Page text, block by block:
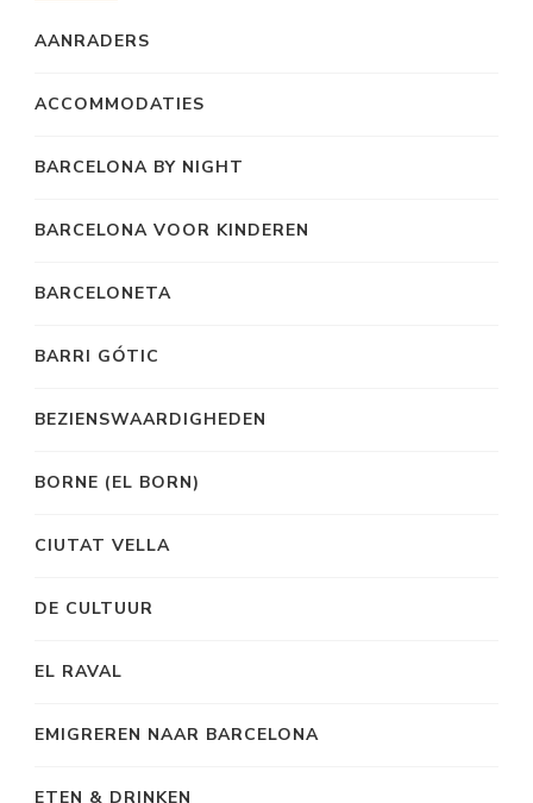
AANRADERS
ACCOMMODATIES
BARCELONA BY NIGHT
BARCELONA VOOR KINDEREN
BARCELONETA
BARRI GÓTIC
BEZIENSWAARDIGHEDEN
BORNE (EL BORN)
CIUTAT VELLA
DE CULTUUR
EL RAVAL
EMIGREREN NAAR BARCELONA
ETEN & DRINKEN